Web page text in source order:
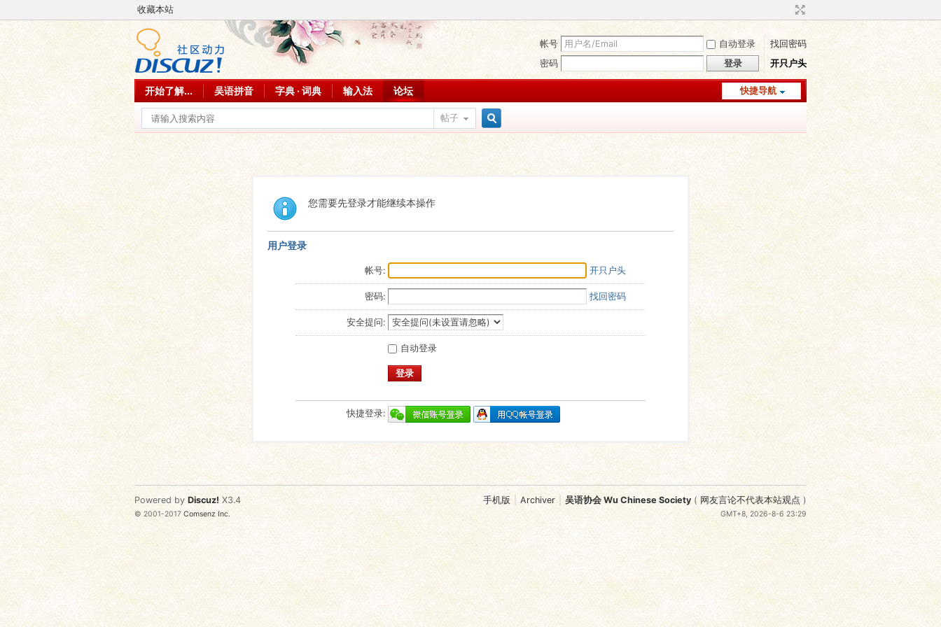
收藏本站
帐号 自动登录
找回密码
密码
登录 开只户头
快捷导航
开始了解... 吴语拼音 字典 · 词典 输入法 论坛
帖子
您需要先登录才能继续本操作
用户登录
帐号: 开只户头
密码: 找回密码
安全提问:
自动登录
登录
快捷登录:
手机版 Archiver 吴语协会 Wu Chinese Society ( 网友言论不代表本站观点 )
GMT+8, 2026-8-6 23:29
Powered by Discuz! X3.4
© 2001-2017Comsenz Inc.